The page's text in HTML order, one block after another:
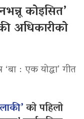
कोइसित’
अधिकारीको
: एक योद्धा’ गीत
को पहिलो